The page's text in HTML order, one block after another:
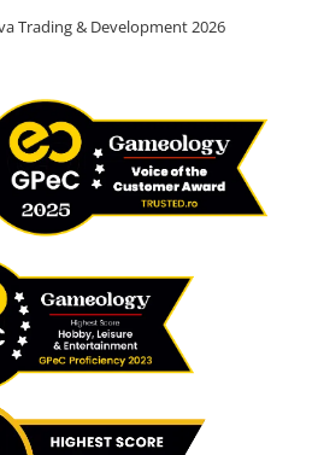
Trading & Development 2026